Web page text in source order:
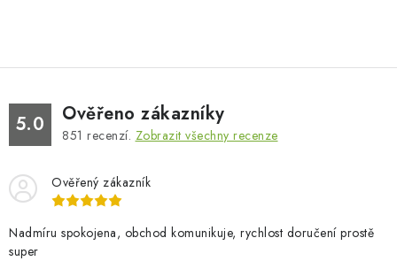
5.0 Ověřeno zákazníky
851 recenzí. Zobrazit všechny recenze
Ověřený zákazník
Nadmíru spokojena, obchod komunikuje, rychlost doručení prostě
super